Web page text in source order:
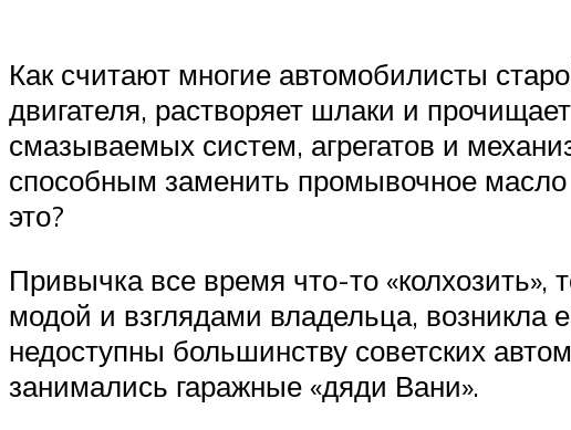
Как считают многие автомобилисты
двигателя, растворяет шлаки и
смазываемых систем, агрегатов и
способным заменить промывочное
это?
Привычка все время что-то «колхозить»,
модой и взглядами владельца, возникла
недоступны большинству советских
занимались гаражные «дяди Вани».